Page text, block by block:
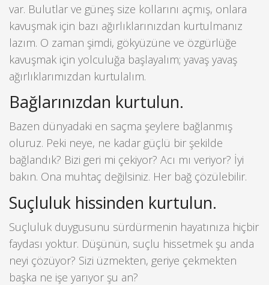
var. Bulutlar ve güneş size kollarını açmış, onlara
kavuşmak için bazı ağırlıklarınızdan kurtulmanız
lazım. O zaman şimdi, gökyüzüne ve özgürlüğe
kavuşmak için yolculuğa başlayalım; yavaş yavaş
ağırlıklarımızdan kurtulalım.
Bağlarınızdan kurtulun.
Bazen dünyadaki en saçma şeylere bağlanmış
oluruz. Peki neye, ne kadar güçlü bir şekilde
bağlandık? Bizi geri mi çekiyor? Acı mı veriyor? İyi
bakın. Ona muhtaç değilsiniz. Her bağ çözülebilir.
Suçluluk hissinden kurtulun.
Suçluluk duygusunu sürdürmenin hayatınıza hiçbir
faydası yoktur. Düşünün, suçlu hissetmek şu anda
neyi çözüyor? Sizi üzmekten, geriye çekmekten
başka ne işe yarıyor şu an?